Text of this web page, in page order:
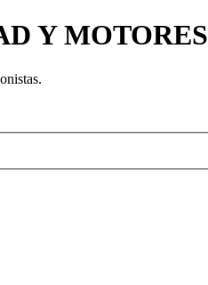
Y MOTORES